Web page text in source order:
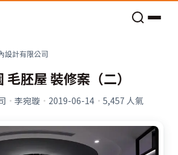
設計有限公司
胚屋 裝修案（二）
· 李宛璇 · 2019-06-14 · 5,457 人氣